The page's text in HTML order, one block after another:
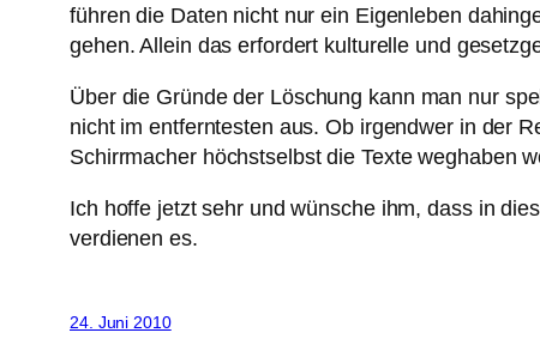
führen die Daten nicht nur ein Eigenleben
gehen. Allein das erfordert kulturelle und
Über die Gründe der Löschung kann man nur
nicht im entferntesten aus. Ob irgendwer in der
Schirrmacher höchstselbst die Texte weghaben
Ich hoffe jetzt sehr und wünsche ihm, dass in
verdienen es.
24. Juni 2010